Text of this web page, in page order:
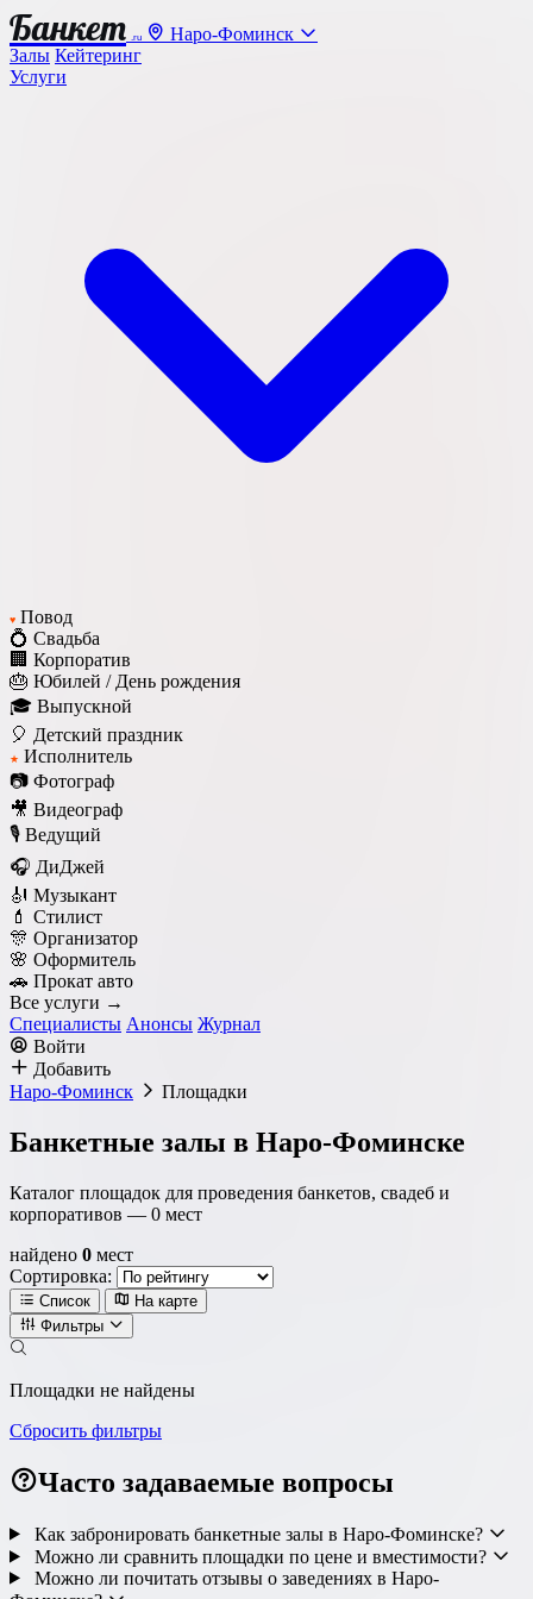
Банкет .ru
Наро-Фоминск
Залы Кейтеринг
Услуги
♥ Повод
💍 Свадьба
🏢 Корпоратив
🎂 Юбилей / День рождения
🎓 Выпускной
🎈 Детский праздник
★ Исполнитель
📷 Фотограф
🎥 Видеограф
🎙️ Ведущий
🎧 ДиДжей
🎻 Музыкант
💄 Стилист
🎊 Организатор
🌸 Оформитель
🚗 Прокат авто
Все услуги →
Специалисты Анонсы Журнал
Войти
Добавить
Наро-Фоминск
Площадки
Банкетные залы в Наро-Фоминске
Каталог площадок для проведения банкетов, свадеб и
корпоративов — 0 мест
найдено 0 мест
Сортировка:
Список
На карте
Фильтры
Метро Район Округ
Тип площадки
Площадки не найдены
Сбросить фильтры
Часто задаваемые вопросы
Как забронировать банкетные залы в Наро-Фоминске?
Можно ли сравнить площадки по цене и вместимости?
Можно ли почитать отзывы о заведениях в Наро-